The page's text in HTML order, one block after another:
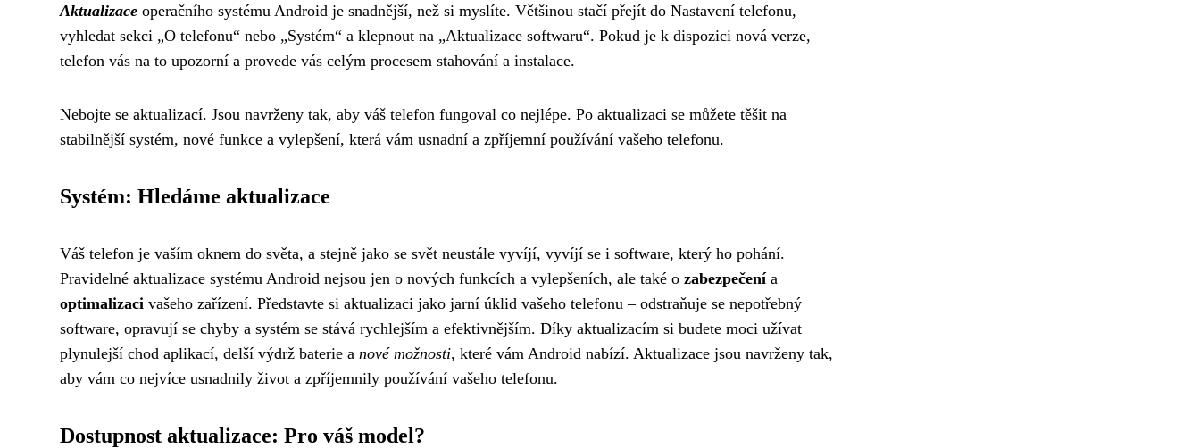
Aktualizace operačního systému Android je snadnější, než si myslíte. Většinou stačí přejít do Nastavení telefonu,
vyhledat sekci „O telefonu“ nebo „Systém“ a klepnout na „Aktualizace softwaru“. Pokud je k dispozici nová verze,
telefon vás na to upozorní a provede vás celým procesem stahování a instalace.
Nebojte se aktualizací. Jsou navrženy tak, aby váš telefon fungoval co nejlépe. Po aktualizaci se můžete těšit na
stabilnější systém, nové funkce a vylepšení, která vám usnadní a zpříjemní používání vašeho telefonu.
Systém: Hledáme aktualizace
Váš telefon je vaším oknem do světa, a stejně jako se svět neustále vyvíjí, vyvíjí se i software, který ho pohání.
Pravidelné aktualizace systému Android nejsou jen o nových funkcích a vylepšeních, ale také o zabezpečenía
optimalizaci vašeho zařízení. Představte si aktualizaci jako jarní úklid vašeho telefonu – odstraňuje se nepotřebný
software, opravují se chyby a systém se stává rychlejším a efektivnějším. Díky aktualizacím si budete moci užívat
plynulejší chod aplikací, delší výdrž baterie a nové možnosti, které vám Android nabízí. Aktualizace jsou navrženy tak,
aby vám co nejvíce usnadnily život a zpříjemnily používání vašeho telefonu.
Dostupnost aktualizace: Pro váš model?